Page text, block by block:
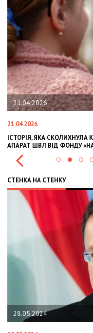
МІСЯЧНИЙ МАРК ОТРИМАВ
ДУБІЛЯ
СТЕНКА НА СТЕНКУ